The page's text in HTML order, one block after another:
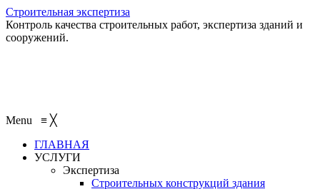
Строительная экспертиза
Контроль качества строительных работ, экспертиза зданий и
сооружений.
Menu ≡ ╳
ГЛАВНАЯ
УСЛУГИ
Экспертиза
Строительных конструкций здания